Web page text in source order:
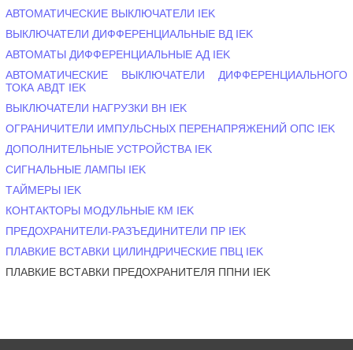
АВТОМАТИЧЕСКИЕ ВЫКЛЮЧАТЕЛИ IEK
ВЫКЛЮЧАТЕЛИ ДИФФЕРЕНЦИАЛЬНЫЕ ВД IEK
АВТОМАТЫ ДИФФЕРЕНЦИАЛЬНЫЕ АД IEK
АВТОМАТИЧЕСКИЕ ВЫКЛЮЧАТЕЛИ ДИФФЕРЕНЦИАЛЬНОГО
ТОКА АВДТ IEK
ВЫКЛЮЧАТЕЛИ НАГРУЗКИ ВН IEK
ОГРАНИЧИТЕЛИ ИМПУЛЬСНЫХ ПЕРЕНАПРЯЖЕНИЙ ОПС IEK
ДОПОЛНИТЕЛЬНЫЕ УСТРОЙСТВА IEK
СИГНАЛЬНЫЕ ЛАМПЫ IEK
ТАЙМЕРЫ IEK
КОНТАКТОРЫ МОДУЛЬНЫЕ КМ IEK
ПРЕДОХРАНИТЕЛИ-РАЗЪЕДИНИТЕЛИ ПР IEK
ПЛАВКИЕ ВСТАВКИ ЦИЛИНДРИЧЕСКИЕ ПВЦ IEK
ПЛАВКИЕ ВСТАВКИ ПРЕДОХРАНИТЕЛЯ ППНИ IEK